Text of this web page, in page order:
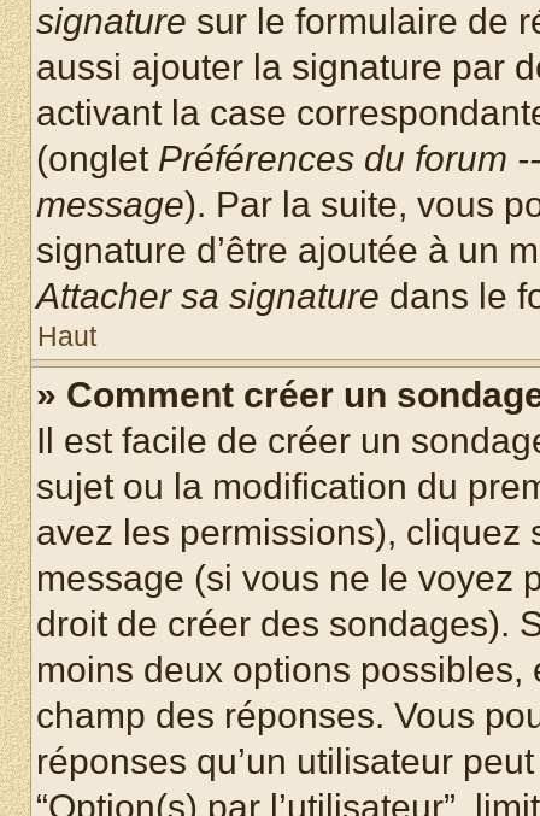
signature sur le formulaire de
aussi ajouter la signature par
activant la case
(onglet Préférences du forum
message). Par la suite, vous
signature d’être ajoutée à un
Attacher sa signature dans le
Haut
» Comment créer un
Il est facile de créer un
sujet ou la modification du
avez les permissions), cliquez
message (si vous ne le voyez
droit de créer des sondages).
moins deux options
champ des réponses. Vous
réponses qu’un utilisateur
“Option(s) par l’utilisateur”,